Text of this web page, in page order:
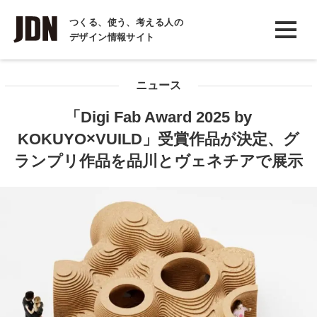
つくる、使う、考える人の
デザイン情報サイト
INTERVIEW
インタビュー
COLUMN
コラム
ニュース
「Digi Fab Award 2025 by
KOKUYO×VUILD」受賞作品が決定、グ
ランプリ作品を品川とヴェネチアで展示